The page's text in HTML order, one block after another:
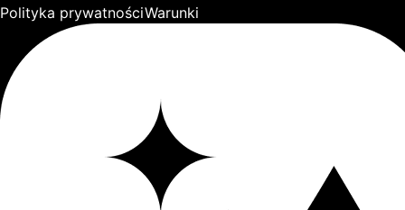
Polityka prywatnościWarunki